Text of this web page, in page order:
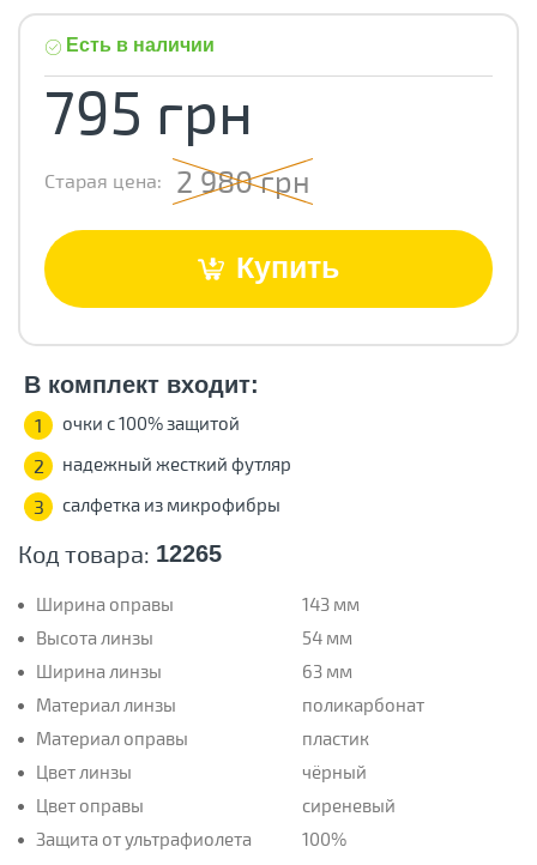
Код товара: 12265
Ширина оправы
143 мм
Высота линзы
54 мм
Ширина линзы
63 мм
Материал линзы
поликарбонат
Материал оправы
пластик
Цвет линзы
чёрный
Цвет оправы
сиреневый
Защита от ультрафиолета
100%
Есть в наличии
795 грн
Старая цена: 2 980 грн
Купить
В комплект входит:
1 очки с 100% защитой
2 надежный жесткий футляр
3 салфетка из микрофибры